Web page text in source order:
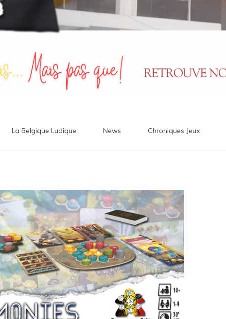
La Belgique Ludique News Chroniques Jeux